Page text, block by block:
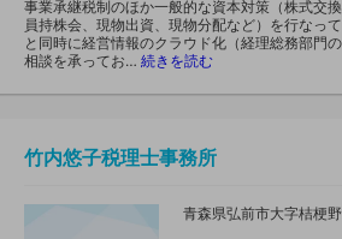
事業承継税制のほか一般的な資本対策（株式交
員持株会、現物出資、現物分配など）を行なっ
と同時に経営情報のクラウド化（経理総務部門
相談を承ってお… 続きを読む
竹内悠子税理士事務所
青森県弘前市大字桔梗